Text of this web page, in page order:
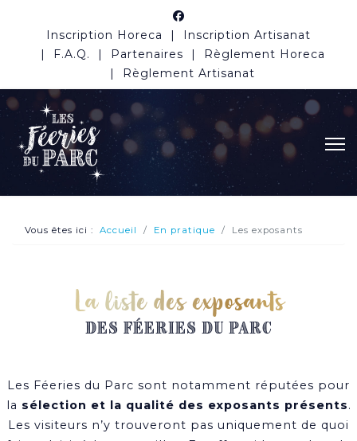
Inscription Horeca
Inscription Artisanat
F.A.Q.
Partenaires
Règlement Horeca
Règlement Artisanat
Vous êtes ici : Accueil En pratique Les exposants
La liste des exposants
des féeries du parc
Les Féeries du Parc sont notamment réputées pour
la sélection et la qualité des exposants présents.
Les visiteurs n’y trouveront pas uniquement de quoi